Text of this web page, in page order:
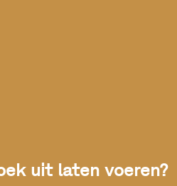
uit laten voeren?